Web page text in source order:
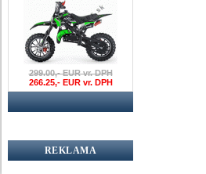
299.00,- EUR vr. DPH
266.25,- EUR vr. DPH
REKLAMA